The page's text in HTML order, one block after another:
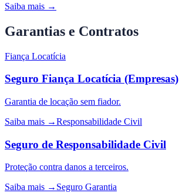
Saiba mais →
Garantias e Contratos
Fiança Locatícia
Seguro Fiança Locatícia (Empresas)
Garantia de locação sem fiador.
Saiba mais →Responsabilidade Civil
Seguro de Responsabilidade Civil
Proteção contra danos a terceiros.
Saiba mais → Seguro Garantia